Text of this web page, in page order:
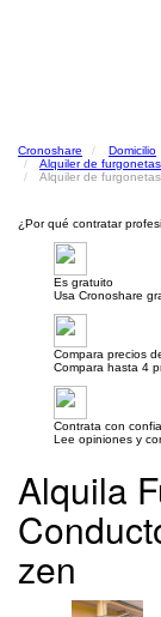
Cronoshare Domicilio
Alquiler de
Alquiler de
¿Por qué contratar
Es gratuito
Usa Cronoshare
Compara precios
Compara hasta 4
Contrata con
Lee opiniones y
Alquila
zen